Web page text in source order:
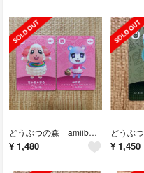
どうぶつの森 amiiboカード ちゃちゃまる みすず
¥ 1,480 ¥ 1,450